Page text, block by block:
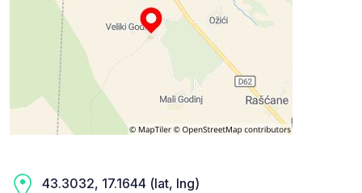
43.3032, 17.1644 (lat, lng)